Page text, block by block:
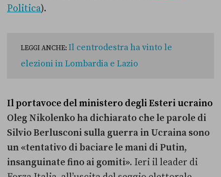
Politica).
LEGGI ANCHE: Il centrodestra ha vinto le
elezioni in Lombardia e Lazio
Il portavoce del ministero degli Esteri ucraino
Oleg Nikolenko ha dichiarato che le parole di
Silvio Berlusconi sulla guerra in Ucraina sono
un «tentativo di baciare le mani di Putin,
insanguinate fino ai gomiti». Ieri il leader di